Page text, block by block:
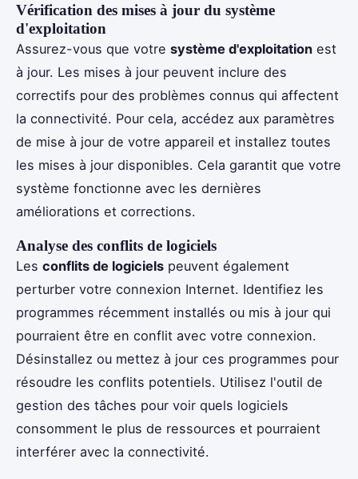
Vérification des mises à jour du système
d'exploitation
Assurez-vous que votre système d'exploitation est
à jour. Les mises à jour peuvent inclure des
correctifs pour des problèmes connus qui affectent
la connectivité. Pour cela, accédez aux paramètres
de mise à jour de votre appareil et installez toutes
les mises à jour disponibles. Cela garantit que votre
système fonctionne avec les dernières
améliorations et corrections.
Analyse des conflits de logiciels
Les conflits de logiciels peuvent également
perturber votre connexion Internet. Identifiez les
programmes récemment installés ou mis à jour qui
pourraient être en conflit avec votre connexion.
Désinstallez ou mettez à jour ces programmes pour
résoudre les conflits potentiels. Utilisez l'outil de
gestion des tâches pour voir quels logiciels
consomment le plus de ressources et pourraient
interférer avec la connectivité.